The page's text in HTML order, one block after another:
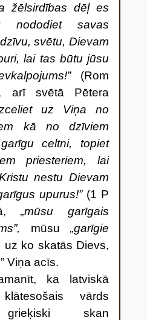
žēlsirdības dēļ es
nododiet savas
svētu, Dievam
lai tas būtu jūsu
(Rom
arī svētā Pētera
uz Viņa no
kā no dzīviem
celtni, topiet
priesteriem, lai
nestu Dievam
upurus!” (1 P
„mūsu garīgais
mūsu„garīgie
uz ko skatās Dievs,
Viņa acīs.
ka latviskā
vārds
skan